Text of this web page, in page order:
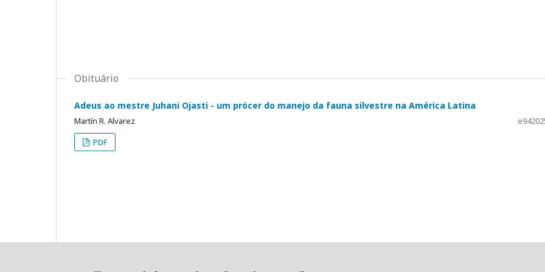
Obituário
Adeus ao mestre Juhani Ojasti - um prócer do manejo da fauna silvestre na América Latina
Martín R. Alvarez
PDF